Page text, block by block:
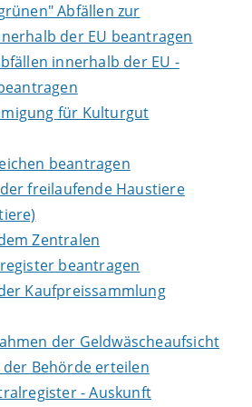
Abfällen zur
der EU beantragen
innerhalb der EU -
für Kulturgut
beantragen
freilaufende Haustiere
Zentralen
beantragen
Kaufpreissammlung
der Geldwäscheaufsicht
Behörde erteilen
- Auskunft